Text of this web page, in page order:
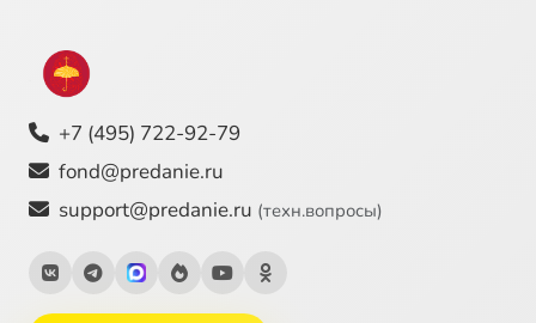
+7 (495) 722-92-79
fond@predanie.ru
support@predanie.ru (техн.вопросы)